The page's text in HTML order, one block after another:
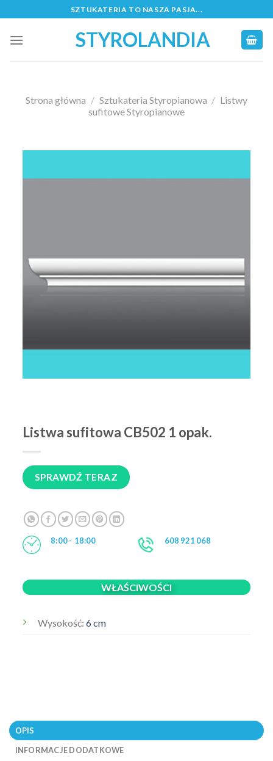
to
content
SZTUKATERIA TO NASZA PASJA...
STYROLANDIA
Strona główna / Sztukateria Styropianowa / Listwy
sufitowe Styropianowe
Listwa sufitowa CB502 1 opak.
SPRAWDŹ TERAZ
8:00 - 18:00 608 921 068
WŁAŚCIWOŚCI
Wysokość:6 cm
OPIS
INFORMACJE DODATKOWE